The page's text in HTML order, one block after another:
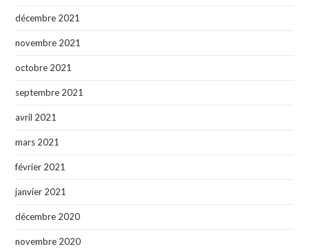
décembre 2021
novembre 2021
octobre 2021
septembre 2021
avril 2021
mars 2021
février 2021
janvier 2021
décembre 2020
novembre 2020